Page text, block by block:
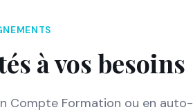
à vos besoins
Compte Formation ou en auto-